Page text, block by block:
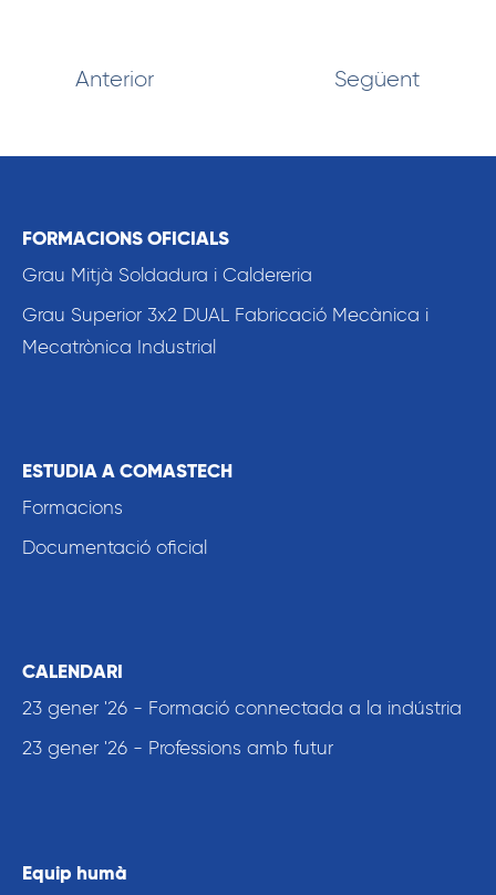
Anterior Següent
FORMACIONS OFICIALS
Grau Mitjà Soldadura i Caldereria
Grau Superior 3x2 DUAL Fabricació Mecànica i
Mecatrònica Industrial
ESTUDIA A COMASTECH
Formacions
Documentació oficial
CALENDARI
23 gener '26 - Formació connectada a la indústria
23 gener '26 - Professions amb futur
Equip humà